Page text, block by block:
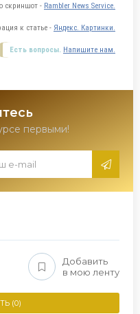
скриншот - Rambler News Service.
к статье - Яндекс. Картинки.
Есть вопросы. Напишите нам.
первыми!
Добавить
в мою ленту
(0)